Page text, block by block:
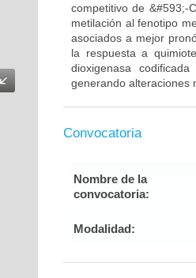
competitivo de &#593;-
metilación al fenotipo
asociados a mejor
la respuesta a
dioxigenasa
generando alteraciones
Convocatoria
Nombre de la
convocatoria:
Modalidad: